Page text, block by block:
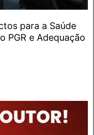
para a Saúde
PGR e Adequação